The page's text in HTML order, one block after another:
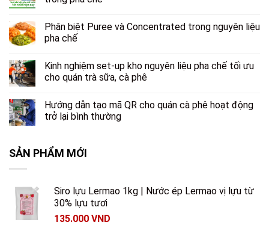
Phân biệt Puree và Concentrated trong nguyên liệu
pha chế
Kinh nghiệm set-up kho nguyên liệu pha chế tối ưu
cho quán trà sữa, cà phê
Hướng dẫn tạo mã QR cho quán cà phê hoạt động
trở lại bình thường
SẢN PHẨM MỚI
Siro lựu Lermao 1kg | Nước ép Lermao vị lựu từ
30% lựu tươi
135.000 VND